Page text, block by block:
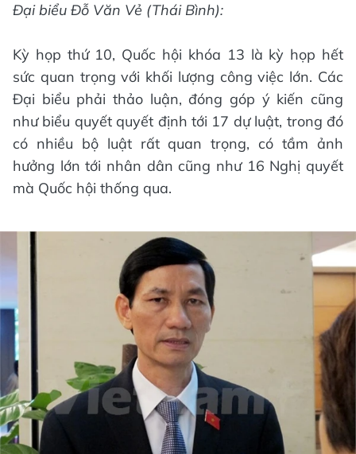
Đại biểu Đỗ Văn Vẻ (Thái Bình):
Kỳ họp thứ 10, Quốc hội khóa 13 là kỳ họp hết
sức quan trọng với khối lượng công việc lớn. Các
Đại biểu phải thảo luận, đóng góp ý kiến cũng
như biểu quyết quyết định tới 17 dự luật, trong đó
có nhiều bộ luật rất quan trọng, có tầm ảnh
hưởng lớn tới nhân dân cũng như 16 Nghị quyết
mà Quốc hội thống qua.